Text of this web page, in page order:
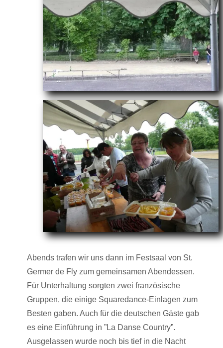
Abends trafen wir uns dann im Festsaal von St.
Germer de Fly zum gemeinsamen Abendessen.
Für Unterhaltung sorgten zwei französische
Gruppen, die einige Squaredance-Einlagen zum
Besten gaben. Auch für die deutschen Gäste gab
es eine Einführung in ”La Danse Country”.
Ausgelassen wurde noch bis tief in die Nacht